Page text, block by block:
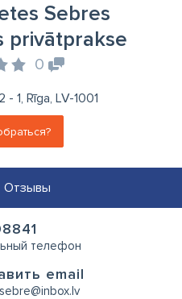
Sebres
privātprakse
0
- 1, Rīga, LV-1001
Отзывы
телефон
email